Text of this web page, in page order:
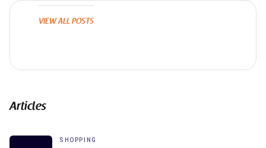
VIEW ALL POSTS
Articles
SHOPPING